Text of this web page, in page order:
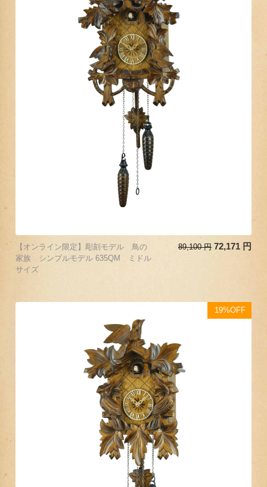
【オンライン限定】彫刻モデル 鳥の
家族 シンプルモデル 635QM ミドル
サイズ
89,100 円 72,171 円
19%OFF